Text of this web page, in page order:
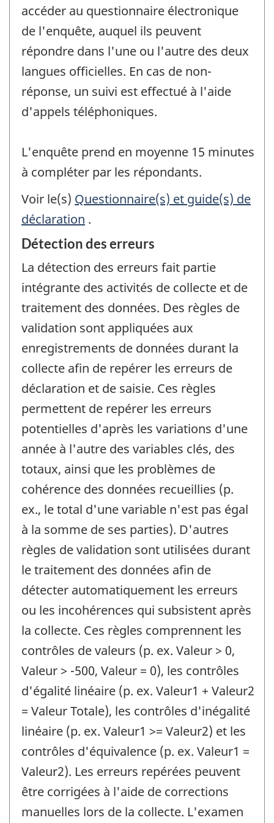
accéder au questionnaire électronique
de l'enquête, auquel ils peuvent
répondre dans l'une ou l'autre des deux
langues officielles. En cas de non-
réponse, un suivi est effectué à l'aide
d'appels téléphoniques.
L'enquête prend en moyenne 15 minutes
à compléter par les répondants.
Voir le(s) Questionnaire(s) et guide(s) de
déclaration .
Détection des erreurs
La détection des erreurs fait partie
intégrante des activités de collecte et de
traitement des données. Des règles de
validation sont appliquées aux
enregistrements de données durant la
collecte afin de repérer les erreurs de
déclaration et de saisie. Ces règles
permettent de repérer les erreurs
potentielles d'après les variations d'une
année à l'autre des variables clés, des
totaux, ainsi que les problèmes de
cohérence des données recueillies (p.
ex., le total d'une variable n'est pas égal
à la somme de ses parties). D'autres
règles de validation sont utilisées durant
le traitement des données afin de
détecter automatiquement les erreurs
ou les incohérences qui subsistent après
la collecte. Ces règles comprennent les
contrôles de valeurs (p. ex. Valeur > 0,
Valeur > -500, Valeur = 0), les contrôles
d'égalité linéaire (p. ex. Valeur1 + Valeur2
= Valeur Totale), les contrôles d'inégalité
linéaire (p. ex. Valeur1 >= Valeur2) et les
contrôles d'équivalence (p. ex. Valeur1 =
Valeur2). Les erreurs repérées peuvent
être corrigées à l'aide de corrections
manuelles lors de la collecte. L'examen